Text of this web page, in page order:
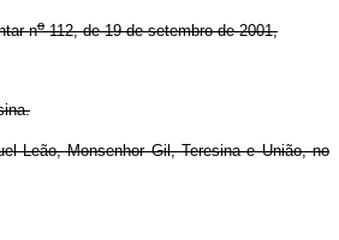
no112, de 19 de setembro de 2001,
Leão, Monsenhor Gil, Teresina e União, no